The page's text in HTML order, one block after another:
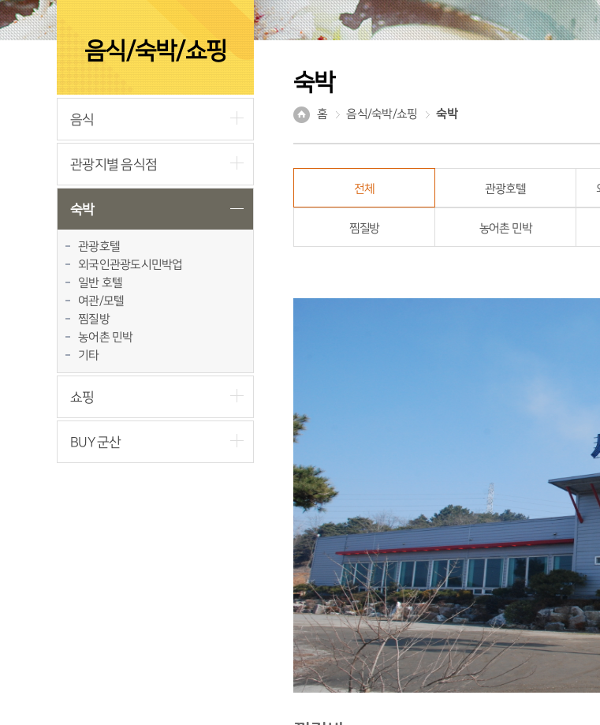
음식/숙박/쇼핑
음식
관광지별 음식점
숙박
관광호텔
외국인관광도시민박업
일반 호텔
여관/모텔
찜질방
농어촌 민박
기타
쇼핑
BUY 군산
숙박
홈 음식/숙박/쇼핑 숙박
전체 관광호텔
찜질방 농어촌 민박